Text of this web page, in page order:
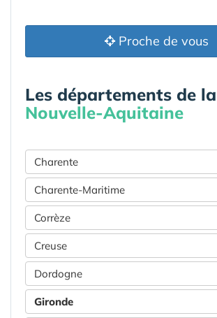
Proche de vous
Les départements de la
Nouvelle-Aquitaine
Charente
Charente-Maritime
Corrèze
Creuse
Dordogne
Gironde